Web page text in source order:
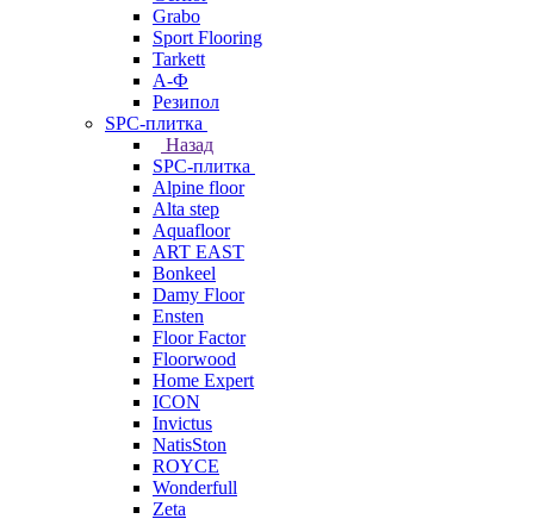
Grabo
Sport Flooring
Tarkett
А-Ф
Резипол
SPC-плитка
Назад
SPC-плитка
Alpine floor
Alta step
Aquafloor
ART EAST
Bonkeel
Damy Floor
Ensten
Floor Factor
Floorwood
Home Expert
ICON
Invictus
NatisSton
ROYCE
Wonderfull
Zeta